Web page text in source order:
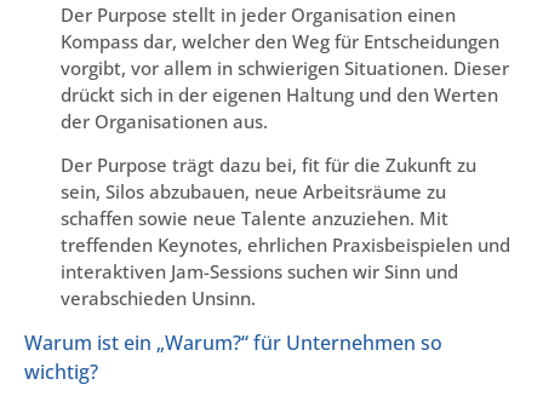
Der Purpose stellt in jeder Organisation einen
Kompass dar, welcher den Weg für Entscheidungen
vorgibt, vor allem in schwierigen Situationen. Dieser
drückt sich in der eigenen Haltung und den Werten
der Organisationen aus.
Der Purpose trägt dazu bei, fit für die Zukunft zu
sein, Silos abzubauen, neue Arbeitsräume zu
schaffen sowie neue Talente anzuziehen. Mit
treffenden Keynotes, ehrlichen Praxisbeispielen und
interaktiven Jam-Sessions suchen wir Sinn und
verabschieden Unsinn.
Warum ist ein „Warum?“ für Unternehmen so
wichtig?